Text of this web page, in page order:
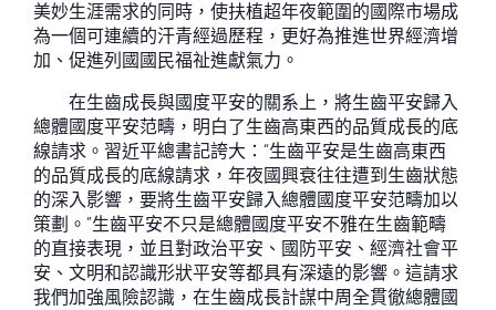
美妙生涯需求的同時，使扶植超年夜範圍的國際市場成
為一個可連續的汗青經過歷程，更好為推進世界經濟增
加、促進列國國民福祉進獻氣力。
在生齒成長與國度平安的關系上，將生齒平安歸入
總體國度平安范疇，明白了生齒高東西的品質成長的底
線請求。習近平總書記誇大：“生齒平安是生齒高東西
的品質成長的底線請求，年夜國興衰往往遭到生齒狀態
的深入影響，要將生齒平安歸入總體國度平安范疇加以
策劃。”生齒平安不只是總體國度平安不雅在生齒範疇
的直接表現，並且對政治平安、國防平安、經濟社會平
安、文明和認識形狀平安等都具有深遠的影響。這請求
我們加強風險認識，在生齒成長計謀中周全貫徹總體國